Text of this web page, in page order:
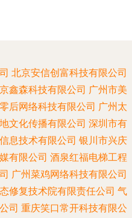
北京安信创富科技有限公司
鑫森科技有限公司 广州市美
后网络科技有限公司 广州太
文化传播有限公司 深圳市有
息技术有限公司 银川市兴庆
有限公司 酒泉红福电梯工程
广州菜鸡网络科技有限公司
修复技术院有限责任公司 气
司 重庆笑口常开科技有限公